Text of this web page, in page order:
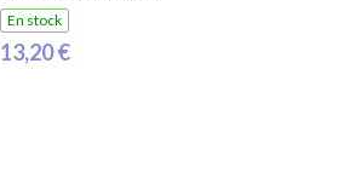
En stock
13,20 €